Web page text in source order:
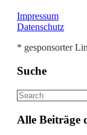
Impressum
Datenschutz
* gesponsorter
Suche
Alle Beiträge